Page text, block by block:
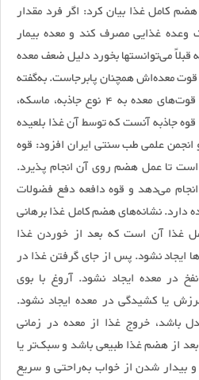
کامل غذا بیان کرد: اگر فرد مقدار
وعده غذایی مصرف کند و معده بیمار
قبلاً می‌توانستها بخورد دلیل ضعف معده
معده‌اش همچنان پابرجاست. به‌گفته
وی بر اساس طب سنتی ایران قوت‌های معده به 4 نوع جاذبه، ماسکه،
جاذبه آنست که توسط آن غذا بلعیده
علمی طب سنتی ایران افزود: قوه
است تا عمل هضم روی آن انجام پذیرد.
می‌دهد و قوه دافعه دفع فضولات
دارد. نشانه‌های هضم کامل غذا برهانی
غذا آن است که بعد از خوردن غذا
ایجاد نشود. پس از جای گرفتن غذا در
در معده ایجاد نشود. آروغ با بوی
یا کشیدگی در معده ایجاد نشود.
باشد، خروج غذا از معده در زمانی
از هضم غذا طبیعی باشد و سبک‌تر یا
بیدار شدن از خواب به‌راحتی و سریع